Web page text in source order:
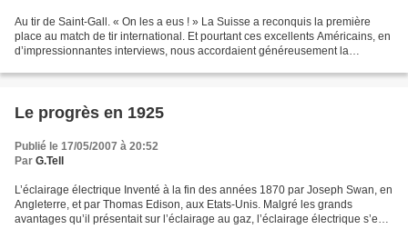
Au tir de Saint-Gall. « On les a eus ! » La Suisse a reconquis la première
place au match de tir international. Et pourtant ces excellents Américains, en
d’impressionnantes interviews, nous accordaient généreusement la
Le progrès en 1925
Publié le 17/05/2007 à 20:52
Par G.Tell
L’éclairage électrique Inventé à la fin des années 1870 par Joseph Swan, en
Angleterre, et par Thomas Edison, aux Etats-Unis. Malgré les grands
avantages qu’il présentait sur l’éclairage au gaz, l’éclairage électrique s’est